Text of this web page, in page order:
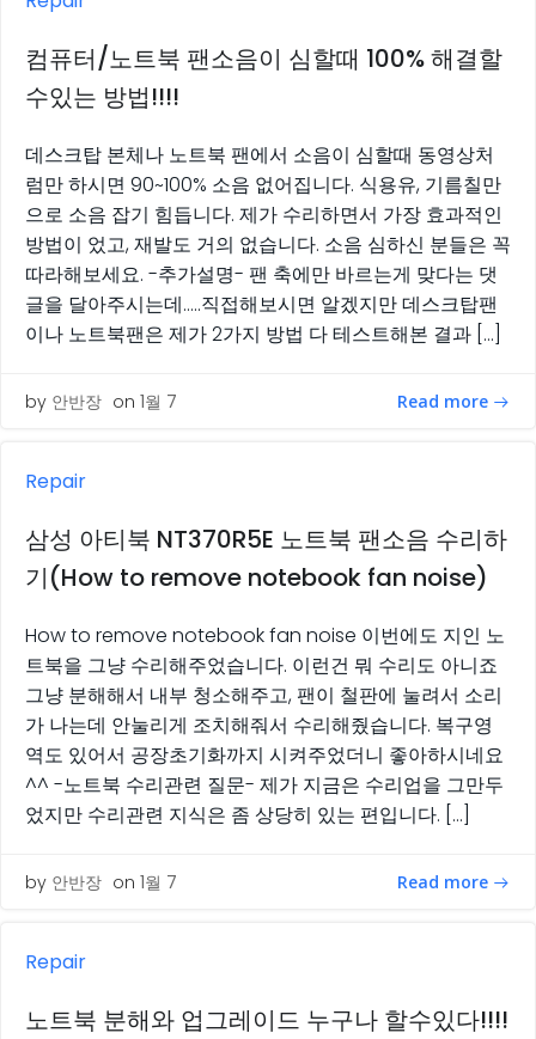
컴퓨터/노트북 팬소음이 심할때 100% 해결할
수있는 방법!!!!
데스크탑 본체나 노트북 팬에서 소음이 심할때 동영상처
럼만 하시면 90~100% 소음 없어집니다. 식용유, 기름칠만
으로 소음 잡기 힘듭니다. 제가 수리하면서 가장 효과적인
방법이 었고, 재발도 거의 없습니다. 소음 심하신 분들은 꼭
따라해보세요. -추가설명- 팬 축에만 바르는게 맞다는 댓
글을 달아주시는데…..직접해보시면 알겠지만 데스크탑팬
이나 노트북팬은 제가 2가지 방법 다 테스트해본 결과 […]
by 안반장 on 1월 7 Read more
Repair
삼성 아티북 NT370R5E 노트북 팬소음 수리하
기(How to remove notebook fan noise)
How to remove notebook fan noise 이번에도 지인 노
트북을 그냥 수리해주었습니다. 이런건 뭐 수리도 아니죠
그냥 분해해서 내부 청소해주고, 팬이 철판에 눌려서 소리
가 나는데 안눌리게 조치해줘서 수리해줬습니다. 복구영
역도 있어서 공장초기화까지 시켜주었더니 좋아하시네요
^^ -노트북 수리관련 질문- 제가 지금은 수리업을 그만두
었지만 수리관련 지식은 좀 상당히 있는 편입니다. […]
by 안반장 on 1월 7 Read more
Repair
노트북 분해와 업그레이드 누구나 할수있다!!!!